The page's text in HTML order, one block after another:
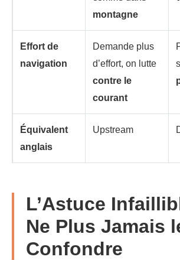
montagne
Effort de
navigation
Demande plus
d’effort, on lutte
contre le
courant
Équivalent
anglais
Upstream
L’Astuce
Ne Plus Jamais
Confondre